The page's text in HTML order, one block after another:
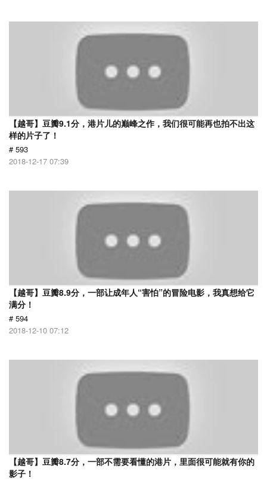
【越哥】豆瓣9.1分，港片儿的巅峰之作，我们很可能再也拍不出这
样的片子了！
# 593
2018-12-17 07:39
【越哥】豆瓣8.9分，一部让成年人“害怕”的冒险电影，我真想给它
满分！
# 594
2018-12-10 07:12
【越哥】豆瓣8.7分，一部不需要看懂的港片，里面很可能就有你的
影子！